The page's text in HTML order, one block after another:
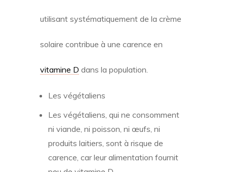
utilisant systématiquement de la crème
solaire contribue à une carence en
vitamine D dans la population.
Les végétaliens
Les végétaliens, qui ne consomment
ni viande, ni poisson, ni œufs, ni
produits laitiers, sont à risque de
carence, car leur alimentation fournit